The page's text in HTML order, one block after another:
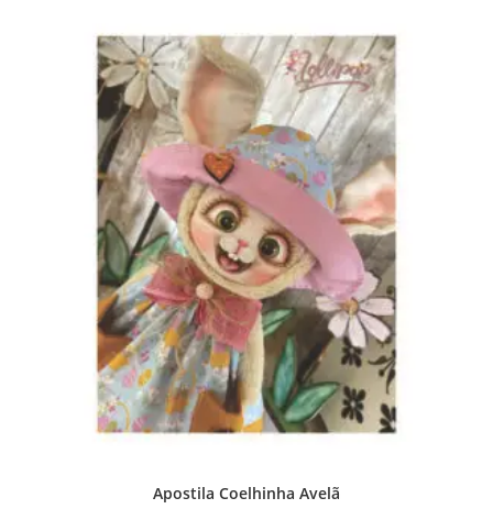
Apostila Coelhinha Avelã